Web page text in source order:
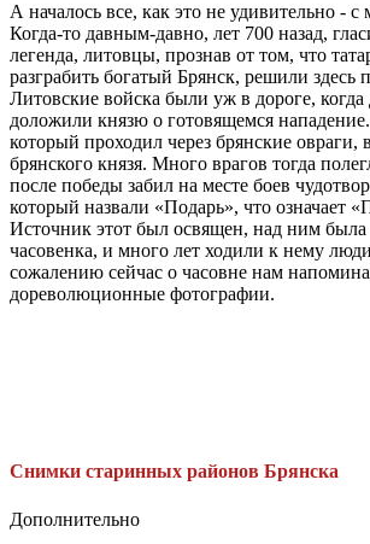
А началось все, как это не удивительно - с
Когда-то давным-давно, лет 700 назад,
легенда, литовцы, прознав от том, что
разграбить богатый Брянск, решили здесь
Литовские войска были уж в дороге, когда
доложили князю о готовящемся
который проходил через брянские овраги,
брянского князя. Много врагов тогда
после победы забил на месте боев
который назвали «Подарь», что означает
Источник этот был освящен, над ним была
часовенка, и много лет ходили к нему
сожалению сейчас о часовне нам
дореволюционные фотографии.
Снимки старинных районов Брянска
Дополнительно